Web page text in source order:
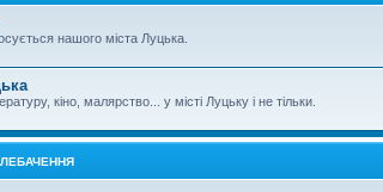
нашого міста Луцька.
кіно, малярство... у місті Луцьку і не тільки.